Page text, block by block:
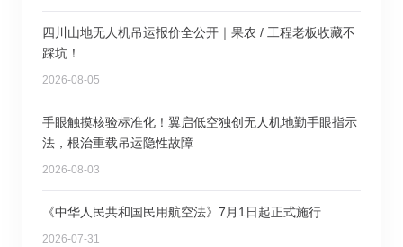
四川山地无人机吊运报价全公开｜果农 / 工程老板收藏不
踩坑！
2026-08-05
手眼触摸核验标准化！翼启低空独创无人机地勤手眼指示
法，根治重载吊运隐性故障
2026-08-03
《中华人民共和国民用航空法》7月1日起正式施行
2026-07-31